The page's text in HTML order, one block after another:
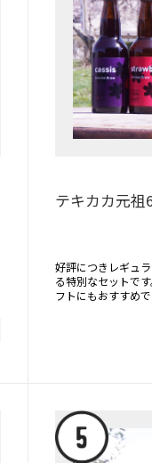
テキカカ元祖
好評につきレギュ
る特別なセットで
フトにもおすすめで